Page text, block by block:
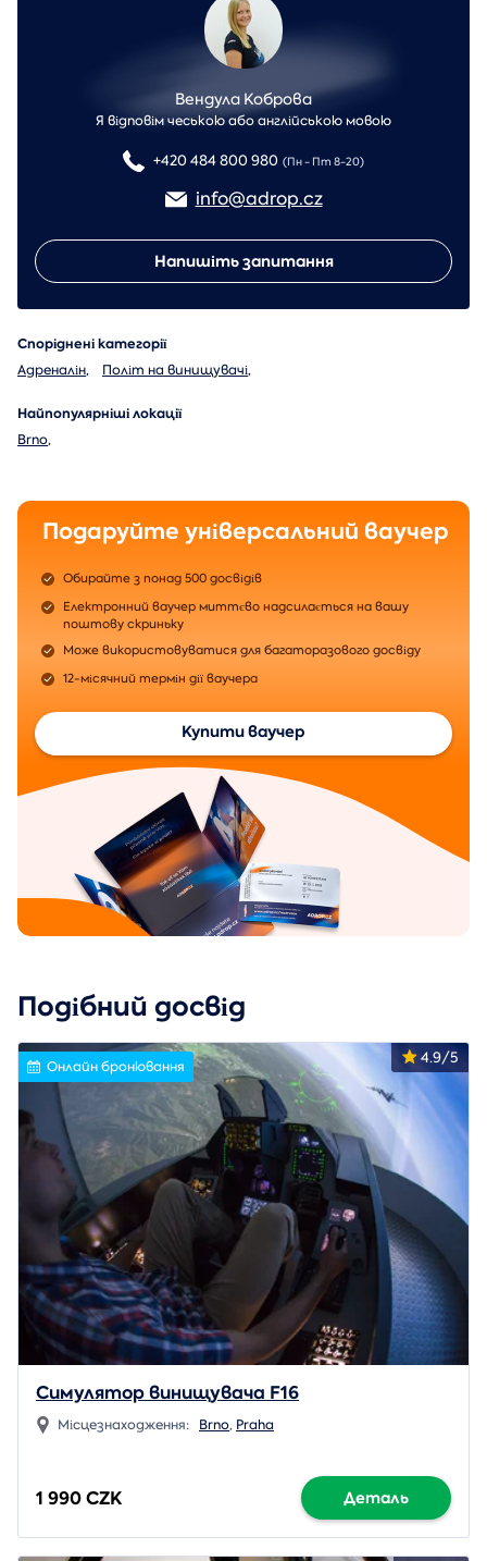
Вендула Коброва
Я відповім чеською або англійською мовою
+420 484 800 980 (Пн - Пт 8-20)
info@adrop.cz
Напишіть запитання
Споріднені категорії
Адреналін, Політ на винищувачі,
Найпопулярніші локації
Brno,
Подаруйте універсальний ваучер
Обирайте з понад 500 досвідів
Електронний ваучер миттєво надсилається на вашу
поштову скриньку
Може використовуватися для багаторазового досвіду
12-місячний термін дії ваучера
Купити ваучер
Подібний досвід
4.9/5
Онлайн бронювання
Симулятор винищувача F16
Місцезнаходження: Brno, Praha
1 990 CZK Деталь